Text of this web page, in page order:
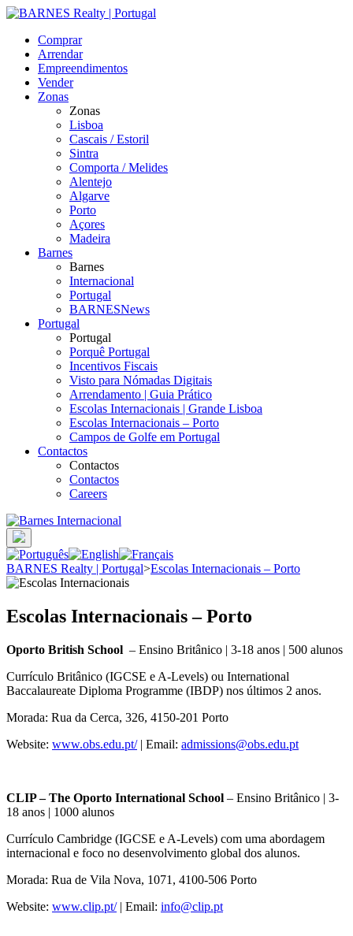
Comprar
Arrendar
Empreendimentos
Vender
Zonas
Zonas
Lisboa
Cascais / Estoril
Sintra
Comporta / Melides
Alentejo
Algarve
Porto
Açores
Madeira
Barnes
Barnes
Internacional
Portugal
BARNESNews
Portugal
Portugal
Porquê Portugal
Incentivos Fiscais
Visto para Nómadas Digitais
Arrendamento | Guia Prático
Escolas Internacionais | Grande Lisboa
Escolas Internacionais – Porto
Campos de Golfe em Portugal
Contactos
Contactos
Contactos
Careers
BARNES Realty | Portugal>Escolas Internacionais – Porto
Escolas Internacionais – Porto
Oporto British School – Ensino Britânico | 3-18 anos | 500 alunos
Currículo Britânico (IGCSE e A-Levels) ou International
Baccalaureate Diploma Programme (IBDP) nos últimos 2 anos.
Morada: Rua da Cerca, 326, 4150-201 Porto
Website: www.obs.edu.pt/| Email: admissions@obs.edu.pt
CLIP – The Oporto International School – Ensino Britânico | 3-
18 anos | 1000 alunos
Currículo Cambridge (IGCSE e A-Levels) com uma abordagem
internacional e foco no desenvolvimento global dos alunos.
Morada: Rua de Vila Nova, 1071, 4100-506 Porto
Website: www.clip.pt/| Email: info@clip.pt